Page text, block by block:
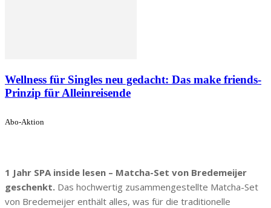
Wellness für Singles neu gedacht: Das make friends-
Prinzip für Alleinreisende
Abo-Aktion
1 Jahr SPA inside lesen – Matcha-Set von Bredemeijer
geschenkt. Das hochwertig zusammengestellte Matcha-Set
von Bredemeijer enthält alles, was für die traditionelle